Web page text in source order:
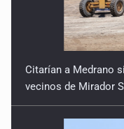
Citarían a Medrano
vecinos de Mirador